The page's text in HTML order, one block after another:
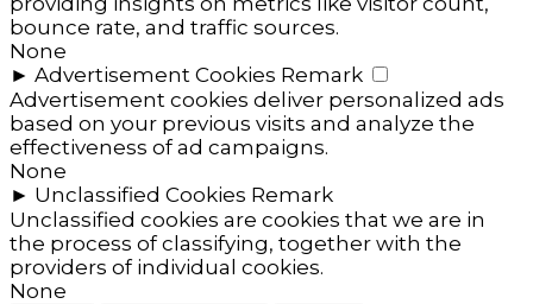
bounce rate, and traffic sources.
None
► Advertisement Cookies Remark
Advertisement cookies deliver personalized ads
based on your previous visits and analyze the
effectiveness of ad campaigns.
None
► Unclassified Cookies Remark
Unclassified cookies are cookies that we are in
the process of classifying, together with the
providers of individual cookies.
None